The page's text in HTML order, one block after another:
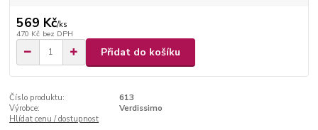
569 Kč/ks
470 Kč bez DPH
Přidat do košíku
Číslo produktu:
613
Výrobce:
Verdissimo
Hlídat cenu / dostupnost